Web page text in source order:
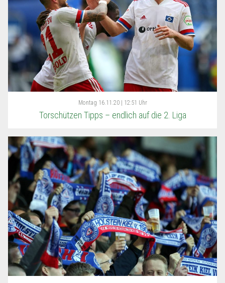
Montag 16.11.20 | 12:51 Uhr
Torschützen Tipps – endlich auf die 2. Liga